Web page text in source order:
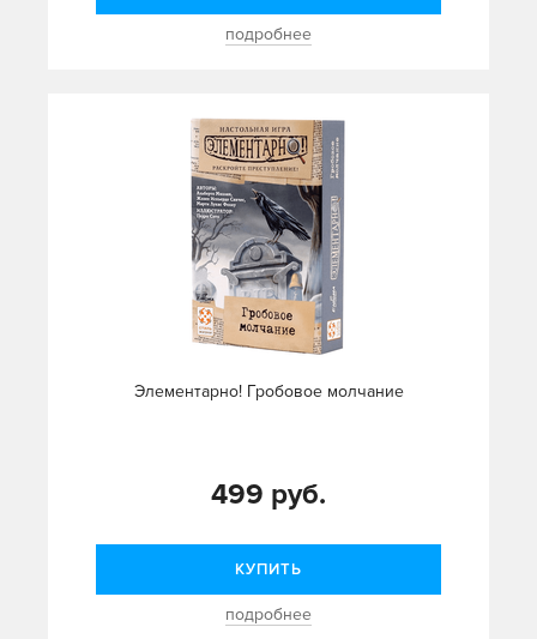
подробнее
Элементарно! Гробовое молчание
499 руб.
КУПИТЬ
подробнее